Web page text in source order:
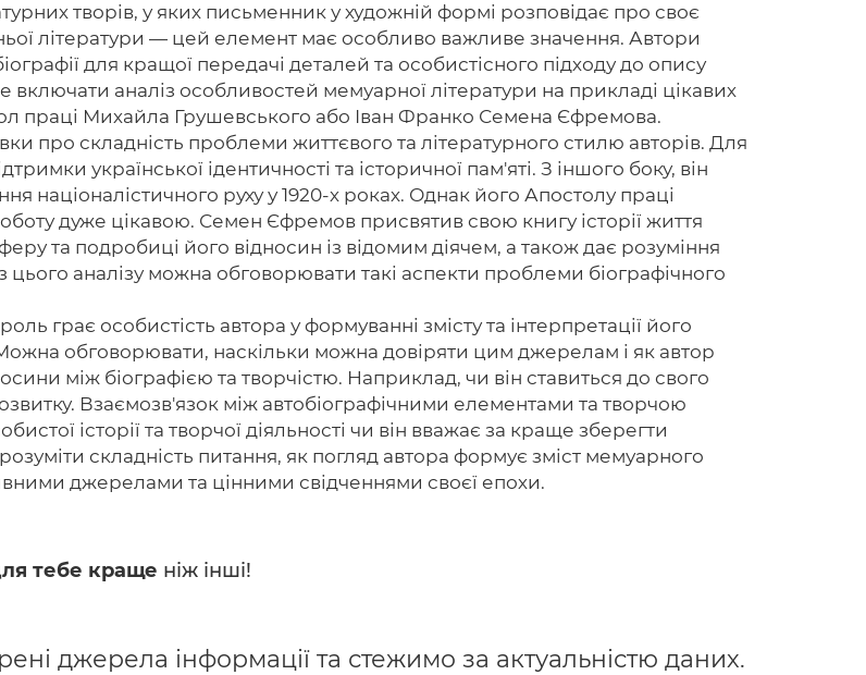
творів, у яких письменник у художній формі розповідає про своє
літератури — цей елемент має особливо важливе значення. Автори
для кращої передачі деталей та особистісного підходу до опису
аналіз особливостей мемуарної літератури на прикладі цікавих
праці Михайла Грушевського або Іван Франко Семена Єфремова.
про складність проблеми життєвого та літературного стилю авторів. Для
української ідентичності та історичної пам'яті. З іншого боку, він
націоналістичного руху у 1920-х роках. Однак його Апостолу праці
дуже цікавою. Семен Єфремов присвятив свою книгу історії життя
та подробиці його відносин із відомим діячем, а також дає розуміння
цього аналізу можна обговорювати такі аспекти проблеми біографічного
грає особистість автора у формуванні змісту та інтерпретації його
Можна обговорювати, наскільки можна довіряти цим джерелам і як автор
між біографією та творчістю. Наприклад, чи він ставиться до свого
Взаємозв'язок між автобіографічними елементами та творчою
історії та творчої діяльності чи він вважає за краще зберегти
складність питання, як погляд автора формує зміст мемуарного
джерелами та цінними свідченнями своєї епохи.
тебе краще ніж інші!
джерела інформації та стежимо за актуальністю даних.
097 802 02 99
Головна
Авторам
Умови
Вхiд